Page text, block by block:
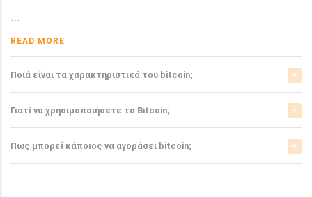
READ MORE
Ποιά είναι τα χαρακτηριστικά του bitcoin;
Το bitcoin έχει αρκετά σημαντικά χαρακτηριστικά που το
ξεχωρίζουν από τα ελεγχόμενα-από-κυβερνήσεις
νομίσματα.
READ MORE
Γιατί να χρησιμοποιήσετε το Bitcoin;
Το bitcoin είναι μια σχετικά νέα μορφή νομίσματος, η
οποία τώρα αρχίζει να γίνεται αποδεκτή από μιά μεγάλη
μερίδα του
Πως μπορεί κάποιος να αγοράσει bitcoin;
Μπορείτε να αγοράσετε bitcoin είτε από τα αντίστοιχα